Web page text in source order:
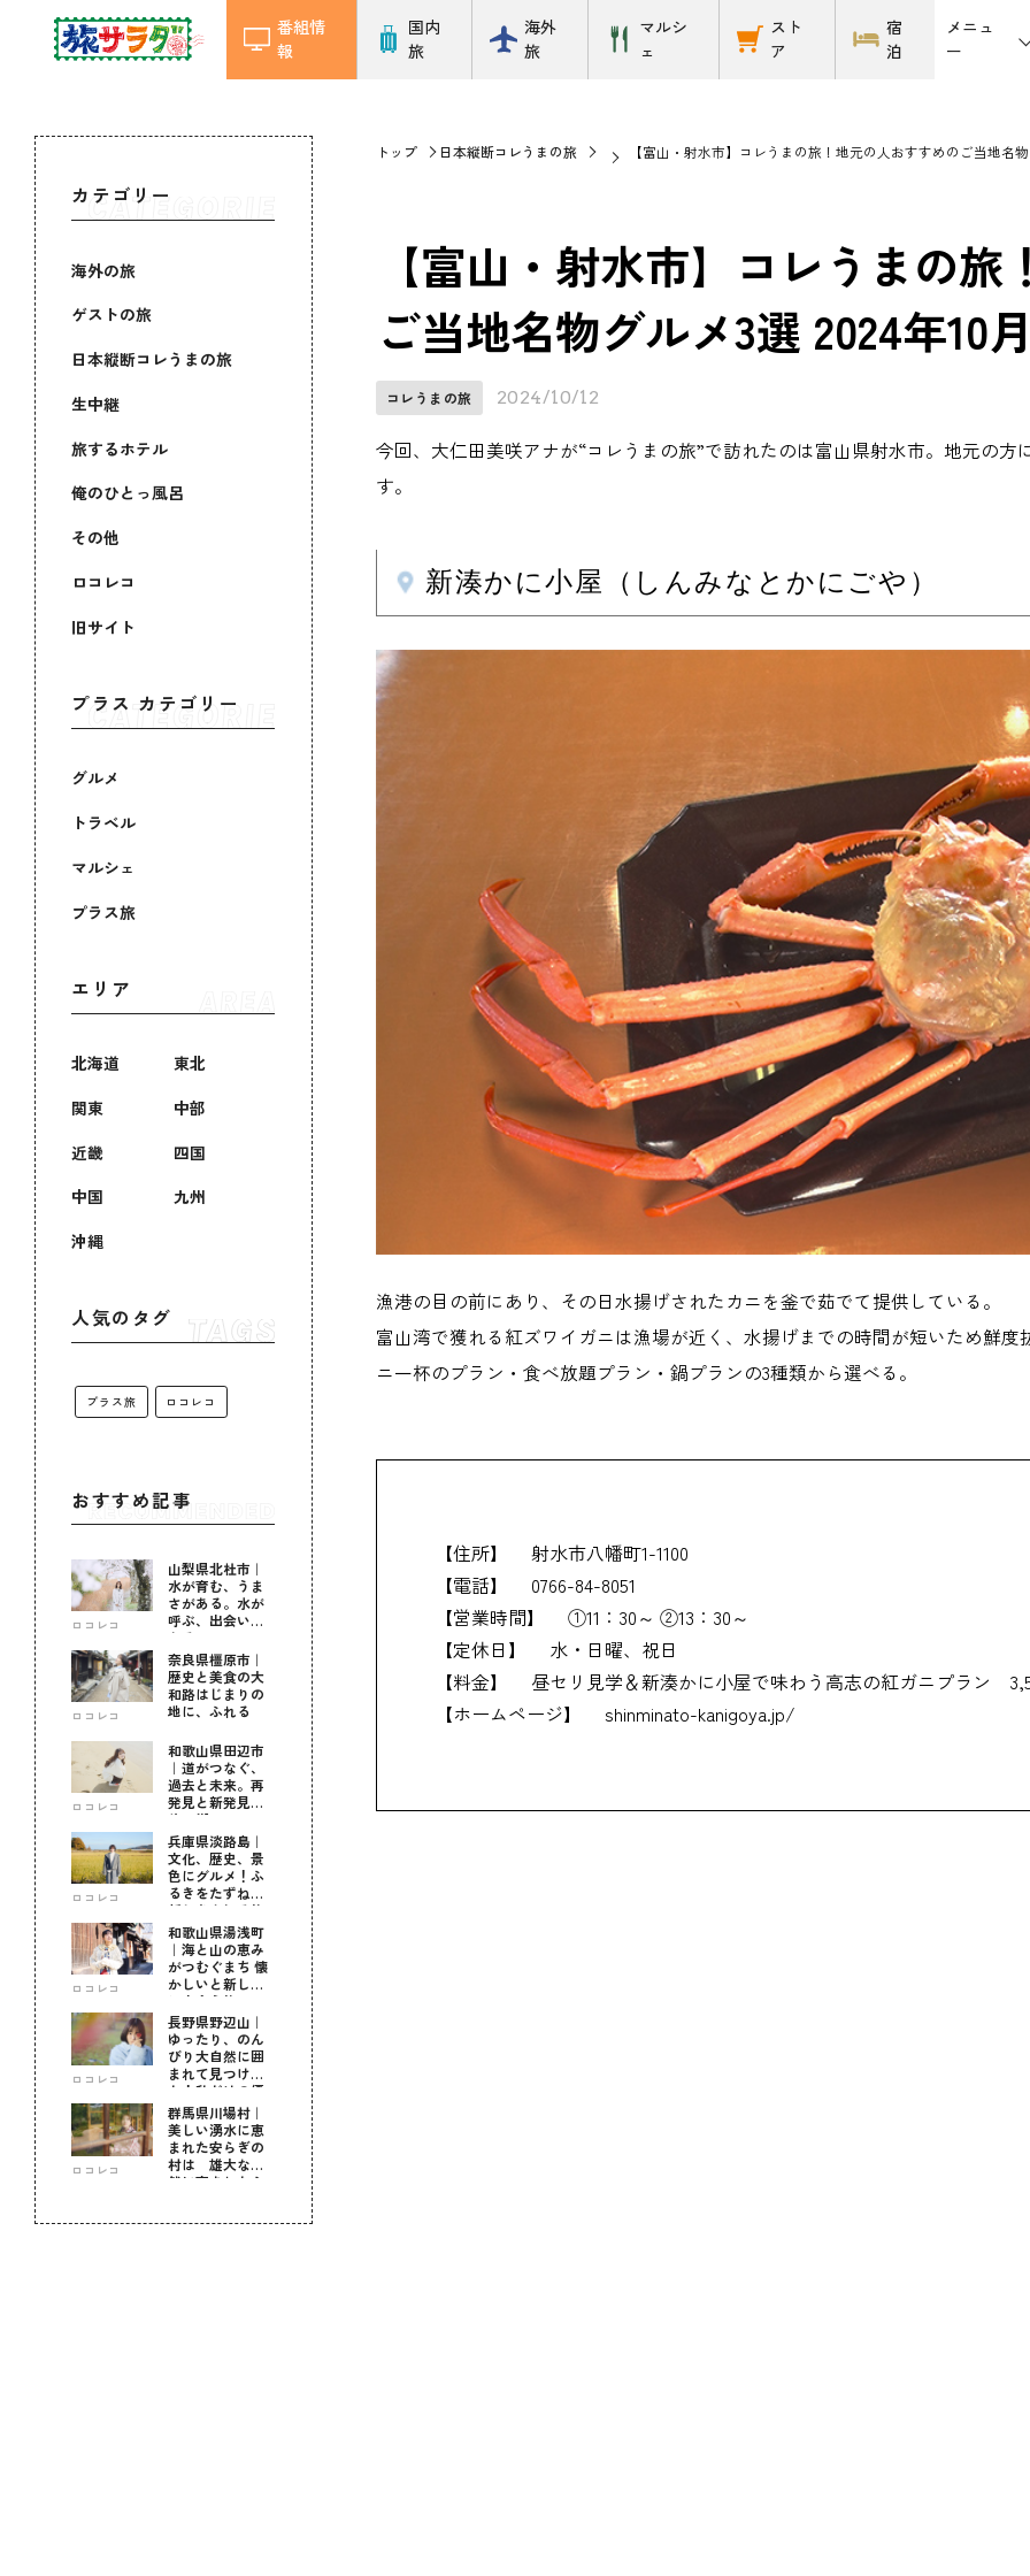
番組情
報
国内
旅
海外
旅
マルシ
ェ
スト
ア
宿
泊
メニュ
ー
カテゴリー
海外の旅
ゲストの旅
日本縦断コレうまの旅
生中継
旅するホテル
俺のひとっ風呂
その他
ロコレコ
旧サイト
プラス カテゴリー
グルメ
トラベル
マルシェ
プラス旅
エリア
北海道
東北
関東
中部
近畿
四国
中国
九州
沖縄
人気のタグ
プラス旅 ロコレコ
おすすめ記事
ロコレコ
山梨県北杜市｜
水が育む、うま
さがある。水が
呼ぶ、出会いが
ある。
ロコレコ
奈良県橿原市｜
歴史と美食の大
和路はじまりの
地に、ふれる
ロコレコ
和歌山県田辺市
｜道がつなぐ、
過去と未来。再
発見と新発見の
待つ街へ
ロコレコ
兵庫県淡路島｜
文化、歴史、景
色にグルメ！ふ
るきをたずねて
新しきを知る旅
ロコレコ
和歌山県湯浅町
｜海と山の恵み
がつむぐまち 懐
かしいと新しい
に出会う旅
ロコレコ
長野県野辺山｜
ゆったり、のん
びり大自然に囲
まれて見つけ
た！私だけの優
しい自分時間
ロコレコ
群馬県川場村｜
美しい湧水に恵
まれた安らぎの
村は 雄大な自
然に育まれた心
トップ 日本縦断コレうまの旅 【富山・射水市】コレうまの旅！地元の人おすすめのご当地名
【富山・射水市】コレうまの
ご当地名物グルメ3選 2024年10
コレうまの旅 2024/10/12
今回、大仁田美咲アナが“コレうまの旅”で訪れたのは富山県射水市。地元の
す。
新湊かに小屋（しんみなとかにごや）
漁港の目の前にあり、その日水揚げされたカニを釜で茹でて提供している。
富山湾で獲れる紅ズワイガニは漁場が近く、水揚げまでの時間が短いため鮮
ニ一杯のプラン・食べ放題プラン・鍋プランの3種類から選べる。
【住所】
射水市八幡町1-1100
【電話】
0766-84-8051
【営業時間】
①11：30～ ②13：30～
【定休日】
水・日曜、祝日
【料金】
昼セリ見学＆新湊かに小屋で味わう高志の紅ガニプラン
【ホームページ】
shinminato-kanigoya.jp/